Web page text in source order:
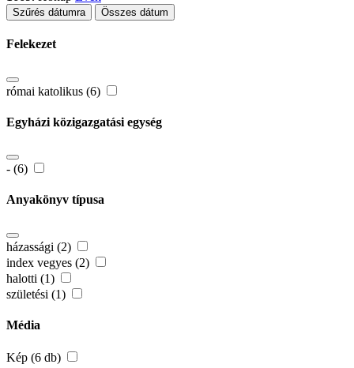
Szűrés dátumra Összes dátum
Felekezet
római katolikus (6)
Egyházi közigazgatási egység
- (6)
Anyakönyv típusa
házassági (2)
index vegyes (2)
halotti (1)
születési (1)
Média
Kép (6 db)